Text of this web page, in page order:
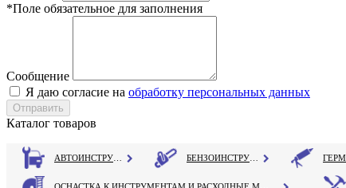
*Поле обязательное для заполнения
Сообщение
Я даю согласие на обработку персональных данных
Каталог товаров